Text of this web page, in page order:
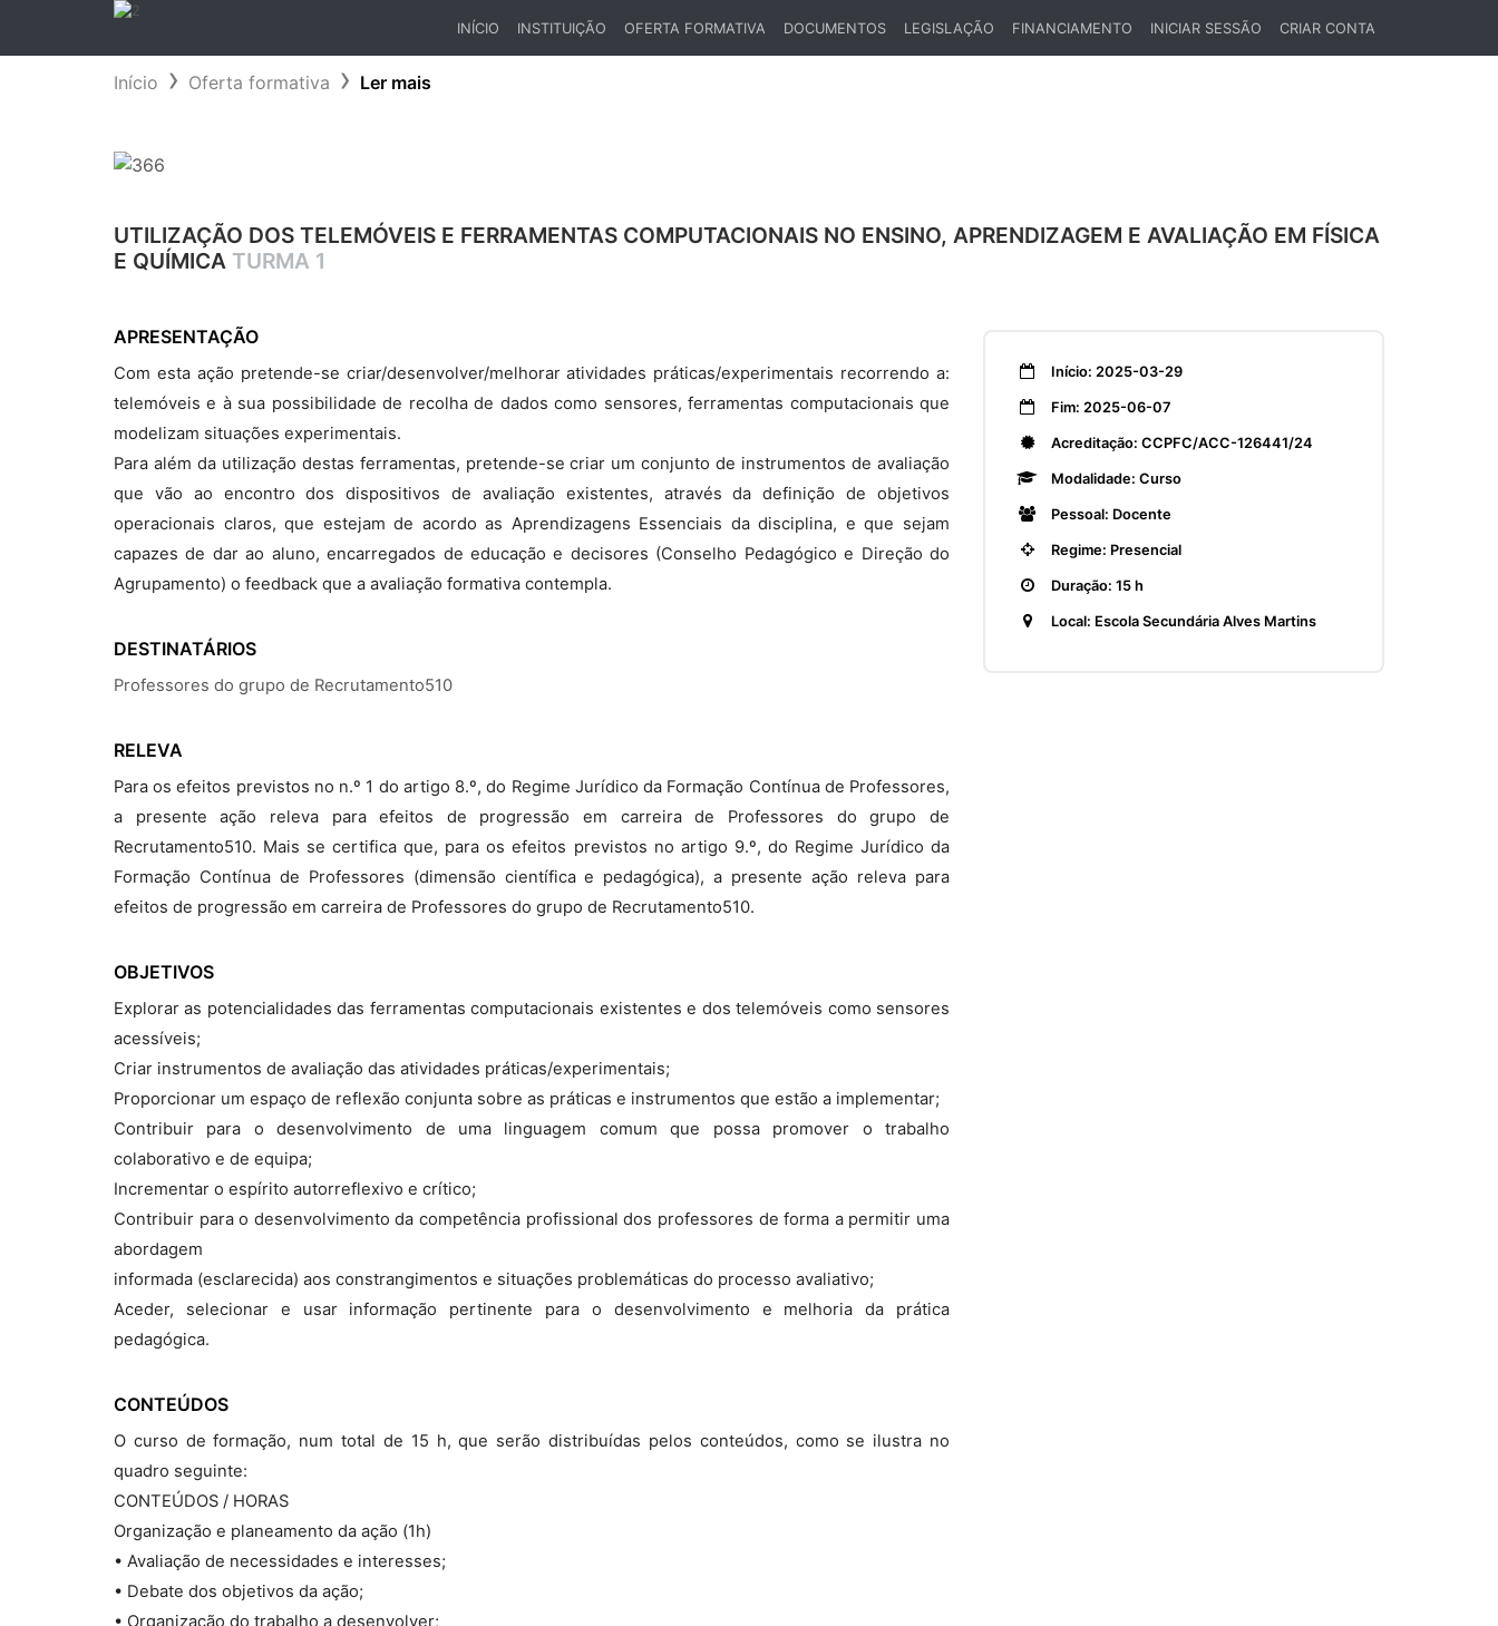
INÍCIO
INSTITUIÇÃO OFERTA FORMATIVA DOCUMENTOS LEGISLAÇÃO FINANCIAMENTO INICIAR SESSÃO CRIAR CONTA
Início Oferta formativa Ler mais
UTILIZAÇÃO DOS TELEMÓVEIS E FERRAMENTAS COMPUTACIONAIS NO ENSINO, APRENDIZAGEM E AVALIAÇÃO EM FÍSICA
E QUÍMICA TURMA 1
APRESENTAÇÃO
Com esta ação pretende-se criar/desenvolver/melhorar atividades práticas/experimentais recorrendo a:
telemóveis e à sua possibilidade de recolha de dados como sensores, ferramentas computacionais que
modelizam situações experimentais.
Para além da utilização destas ferramentas, pretende-se criar um conjunto de instrumentos de avaliação
que vão ao encontro dos dispositivos de avaliação existentes, através da definição de objetivos
operacionais claros, que estejam de acordo as Aprendizagens Essenciais da disciplina, e que sejam
capazes de dar ao aluno, encarregados de educação e decisores (Conselho Pedagógico e Direção do
Agrupamento) o feedback que a avaliação formativa contempla.
DESTINATÁRIOS
Professores do grupo de Recrutamento510
RELEVA
Para os efeitos previstos no n.º 1 do artigo 8.º, do Regime Jurídico da Formação Contínua de Professores,
a presente ação releva para efeitos de progressão em carreira de Professores do grupo de
Recrutamento510. Mais se certifica que, para os efeitos previstos no artigo 9.º, do Regime Jurídico da
Formação Contínua de Professores (dimensão científica e pedagógica), a presente ação releva para
efeitos de progressão em carreira de Professores do grupo de Recrutamento510.
OBJETIVOS
Explorar as potencialidades das ferramentas computacionais existentes e dos telemóveis como sensores
acessíveis;
Criar instrumentos de avaliação das atividades práticas/experimentais;
Proporcionar um espaço de reflexão conjunta sobre as práticas e instrumentos que estão a implementar;
Contribuir para o desenvolvimento de uma linguagem comum que possa promover o trabalho
colaborativo e de equipa;
Incrementar o espírito autorreflexivo e crítico;
Contribuir para o desenvolvimento da competência profissional dos professores de forma a permitir uma
abordagem
informada (esclarecida) aos constrangimentos e situações problemáticas do processo avaliativo;
Aceder, selecionar e usar informação pertinente para o desenvolvimento e melhoria da prática
pedagógica.
CONTEÚDOS
O curso de formação, num total de 15 h, que serão distribuídas pelos conteúdos, como se ilustra no
quadro seguinte:
CONTEÚDOS / HORAS
Organização e planeamento da ação (1h)
• Avaliação de necessidades e interesses;
• Debate dos objetivos da ação;
• Organização do trabalho a desenvolver;
Início: 2025-03-29
Fim: 2025-06-07
Acreditação: CCPFC/ACC-126441/24
Modalidade: Curso
Pessoal: Docente
Regime: Presencial
Duração: 15 h
Local: Escola Secundária Alves Martins